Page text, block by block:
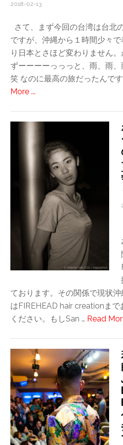
2018-02-13
さて、まず今回の台湾は台北
ですが、沖縄から１時間少々
り日本とさほど変わりません
ずーーーーっっっと、雨、雨、
笑 なのに最高の旅だったんで
More ...
記〜
２〜
ほ
ぼ
独
で
ご
し
た
初
日
ております。その関係で現状
はFIREHEAD hair creationまで
ください。もしSan … Read